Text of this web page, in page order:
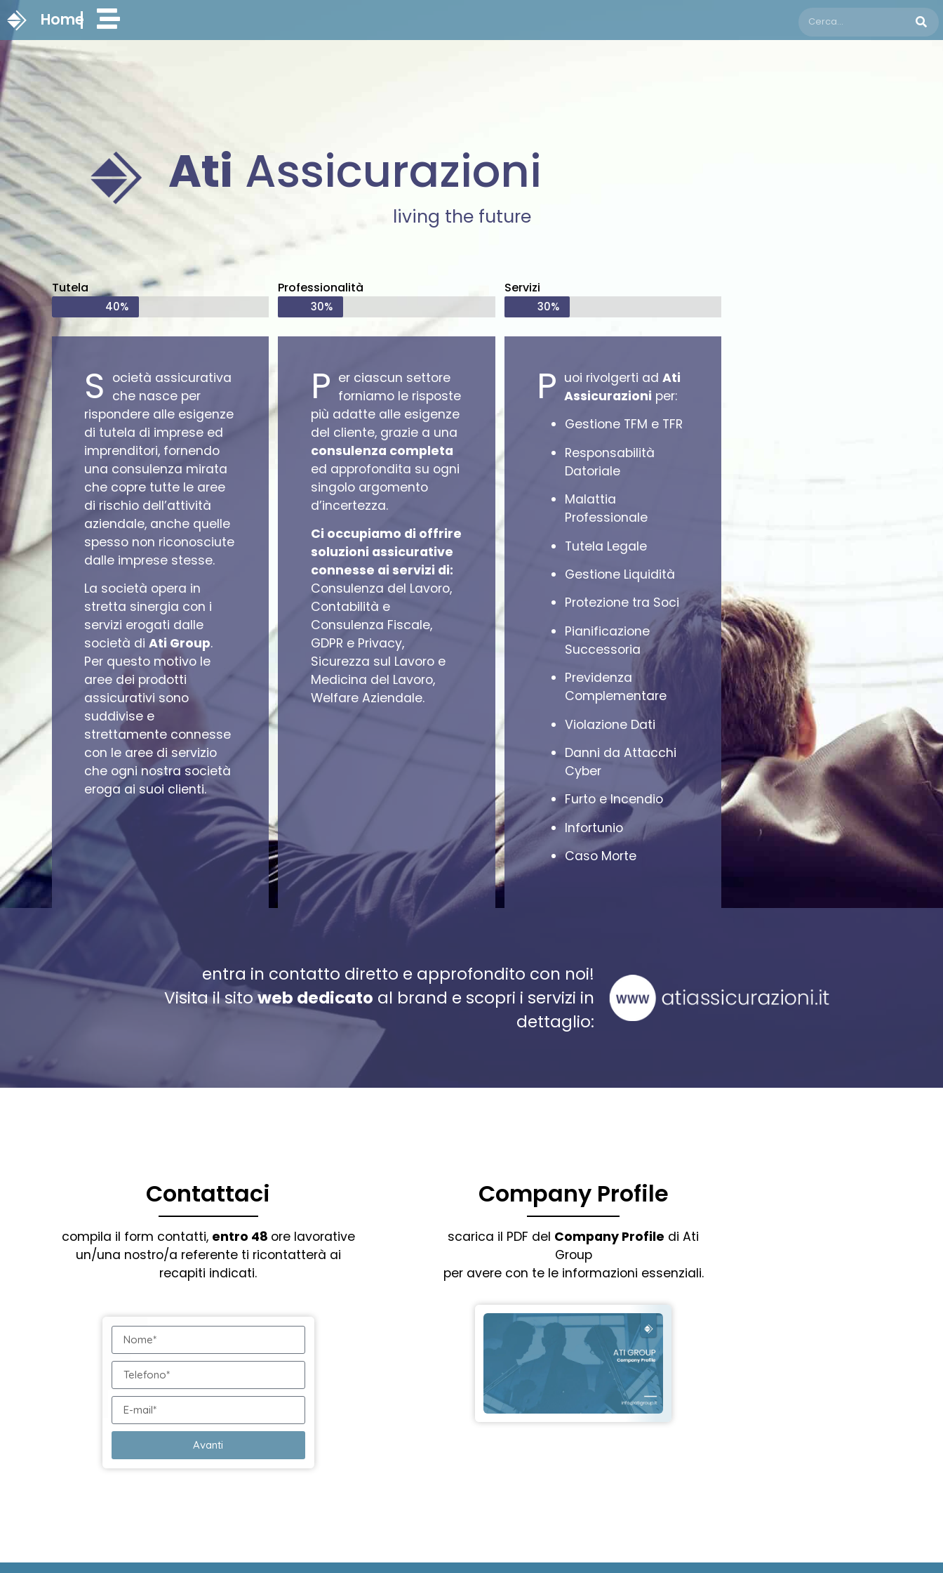
Home
Ati Assicurazioni
living the future
Tutela
40%
Professionalità
30%
Servizi
30%
S ocietà assicurativa
che nasce per
rispondere alle esigenze
di tutela di imprese ed
imprenditori, fornendo
una consulenza mirata
che copre tutte le aree
di rischio dell’attività
aziendale, anche quelle
spesso non riconosciute
dalle imprese stesse.
La società opera in
stretta sinergia con i
servizi erogati dalle
società diAti Group.
Per questo motivo le
aree dei prodotti
assicurativi sono
suddivise e
strettamente connesse
con le aree di servizio
che ogni nostra società
eroga ai suoi clienti.
P er ciascun settore
forniamo le risposte
più adatte alle esigenze
del cliente, grazie a una
consulenza completa
ed approfondita su ogni
singolo argomento
d’incertezza.
Ci occupiamo di offrire
soluzioni assicurative
connesse ai servizi di:
Consulenza del Lavoro,
Contabilità e
Consulenza Fiscale,
GDPR e Privacy,
Sicurezza sul Lavoro e
Medicina del Lavoro,
Welfare Aziendale.
P uoi rivolgerti adAti
Assicurazioni per:
Gestione TFM e TFR
Responsabilità
Datoriale
Malattia
Professionale
Tutela Legale
Gestione Liquidità
Protezione tra Soci
Pianificazione
Successoria
Previdenza
Complementare
Violazione Dati
Danni da Attacchi
Cyber
Furto e Incendio
Infortunio
Caso Morte
entra in contatto diretto e approfondito con noi!
Visita il sitoweb dedicato al brand e scopri i servizi in
dettaglio:
Contattaci
compila il form contatti, entro 48 ore lavorative
un/una nostro/a referente ti ricontatterà ai
recapiti indicati.
Avanti
Company Profile
scarica il PDF del Company Profile di Ati
Group
per avere con te le informazioni essenziali.